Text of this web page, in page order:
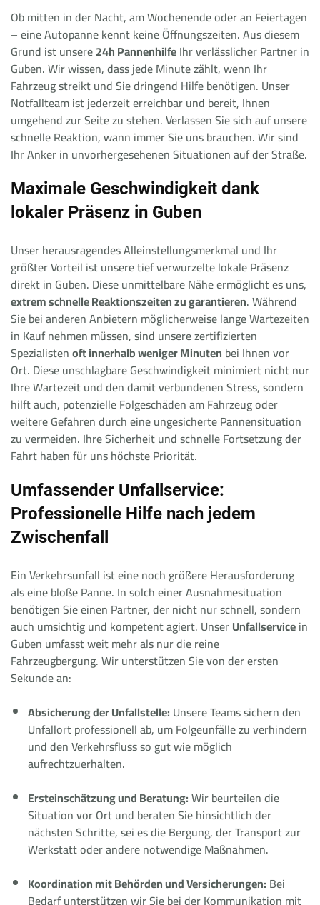
Ob mitten in der Nacht, am Wochenende oder an Feiertagen
– eine Autopanne kennt keine Öffnungszeiten. Aus diesem
Grund ist unsere24h PannenhilfeIhr verlässlicher Partner in
Guben. Wir wissen, dass jede Minute zählt, wenn Ihr
Fahrzeug streikt und Sie dringend Hilfe benötigen. Unser
Notfallteam ist jederzeit erreichbar und bereit, Ihnen
umgehend zur Seite zu stehen. Verlassen Sie sich auf unsere
schnelle Reaktion, wann immer Sie uns brauchen. Wir sind
Ihr Anker in unvorhergesehenen Situationen auf der Straße.
Maximale Geschwindigkeit dank
lokaler Präsenz in Guben
Unser herausragendes Alleinstellungsmerkmal und Ihr
größter Vorteil ist unsere tief verwurzelte lokale Präsenz
direkt in Guben. Diese unmittelbare Nähe ermöglicht es uns,
extrem schnelle Reaktionszeiten zu garantieren. Während
Sie bei anderen Anbietern möglicherweise lange Wartezeiten
in Kauf nehmen müssen, sind unsere zertifizierten
Spezialistenoft innerhalb weniger Minuten bei Ihnen vor
Ort. Diese unschlagbare Geschwindigkeit minimiert nicht nur
Ihre Wartezeit und den damit verbundenen Stress, sondern
hilft auch, potenzielle Folgeschäden am Fahrzeug oder
weitere Gefahren durch eine ungesicherte Pannensituation
zu vermeiden. Ihre Sicherheit und schnelle Fortsetzung der
Fahrt haben für uns höchste Priorität.
Umfassender Unfallservice:
Professionelle Hilfe nach jedem
Zwischenfall
Ein Verkehrsunfall ist eine noch größere Herausforderung
als eine bloße Panne. In solch einer Ausnahmesituation
benötigen Sie einen Partner, der nicht nur schnell, sondern
auch umsichtig und kompetent agiert. UnserUnfallservicein
Guben umfasst weit mehr als nur die reine
Fahrzeugbergung. Wir unterstützen Sie von der ersten
Sekunde an:
Absicherung der Unfallstelle: Unsere Teams sichern den
Unfallort professionell ab, um Folgeunfälle zu verhindern
und den Verkehrsfluss so gut wie möglich
aufrechtzuerhalten.
Ersteinschätzung und Beratung:Wir beurteilen die
Situation vor Ort und beraten Sie hinsichtlich der
nächsten Schritte, sei es die Bergung, der Transport zur
Werkstatt oder andere notwendige Maßnahmen.
Koordination mit Behörden und Versicherungen: Bei
Bedarf unterstützen wir Sie bei der Kommunikation mit